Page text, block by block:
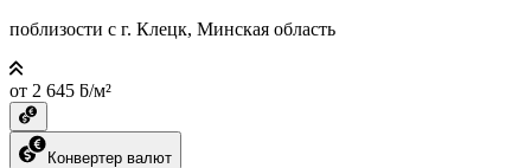
поблизости с г. Клецк, Минская область
от 2 645 ƃ/м²
Конвертер валют